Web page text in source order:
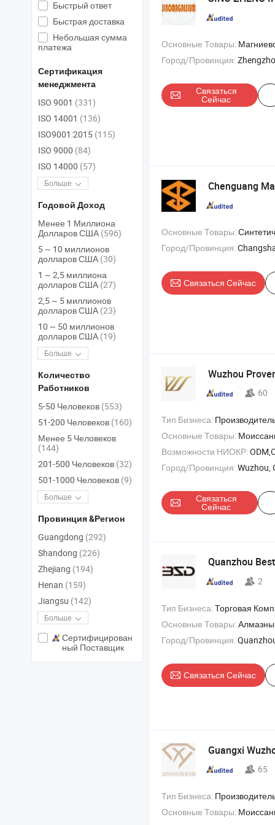
Основные Товары: Магниевое колесо , магниевый радиатор , магниевый
Город/Провинция:
Связаться
Сейчас
Chenguang
Основные Товары:
Город/Провинция:
Связаться Сейчас
Wuzhou
60
Тип Бизнеса: Производитель/Завод &
Основные Товары: Моиссанит , ювелирные изделия из моиссанита , ювелирные
Возможности НИОКР:
Город/Провинция:Wuzhou,
Связаться
Сейчас
Quanzhou
2
Тип Бизнеса:Торговая
Основные Товары:Алмазный
Город/Провинция:
Связаться Сейчас
Guangxi
65
Тип Бизнеса: Производитель/Завод &
Основные Товары: Моиссанит , ювелирные изделия из моиссанита ,
Быстрый ответ
Быстрая доставка
Небольшая сумма
платежа
Сертификация
менеджмента
ISO 9001 (331)
ISO 14001 (136)
ISO9001:2015 (115)
ISO 9000 (84)
ISO 14000 (57)
Больше
Годовой Доход
Менее 1 Миллиона
Долларов США (596)
5 ~ 10 миллионов
долларов США (30)
1 ~ 2,5 миллиона
долларов США (27)
2,5 ~ 5 миллионов
долларов США (23)
10 ~ 50 миллионов
долларов США (19)
Больше
Количество
Работников
5-50 Человеков (553)
51-200 Человеков (160)
Менее 5 Человеков
(144)
201-500 Человеков (32)
501-1000 Человеков (9)
Больше
Провинция &Регион
Guangdong (292)
Shandong (226)
Zhejiang (194)
Henan (159)
Jiangsu (142)
Больше
Сертифицирован
ный Поставщик